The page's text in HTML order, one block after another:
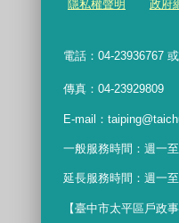
隱私權聲明 政府
電話：04-23936767
傳真：04-23929809
E-mail：
一般服務時間： 週一
延長服務時間：週一
【臺中市太平區戶政